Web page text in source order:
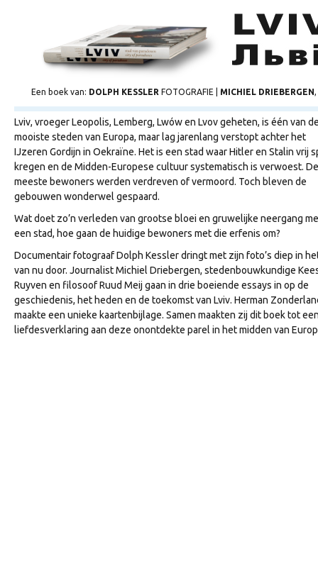
Een boek van: DOLPH KESSLER FOTOGRAFIE | MICHIEL DRIEBERGEN,
Lviv, vroeger Leopolis, Lemberg, Lwów en Lvov geheten, is één van
mooiste steden van Europa, maar lag jarenlang verstopt achter het
IJzeren Gordijn in Oekraïne. Het is een stad waar Hitler en Stalin vrij
kregen en de Midden-Europese cultuur systematisch is verwoest. De
meeste bewoners werden verdreven of vermoord. Toch bleven de
gebouwen wonderwel gespaard.
Wat doet zo’n verleden van grootse bloei en gruwelijke neergang
een stad, hoe gaan de huidige bewoners met die erfenis om?
Documentair fotograaf Dolph Kessler dringt met zijn foto’s diep in
van nu door. Journalist Michiel Driebergen, stedenbouwkundige
Ruyven en filosoof Ruud Meij gaan in drie boeiende essays in op de
geschiedenis, het heden en de toekomst van Lviv. Herman
maakte een unieke kaartenbijlage. Samen maakten zij dit boek tot
liefdesverklaring aan deze onontdekte parel in het midden van